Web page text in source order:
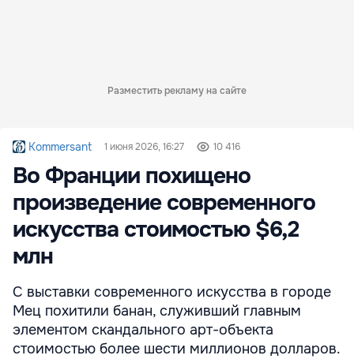
Разместить рекламу на сайте
Kommersant 1 июня 2026, 16:27 10 416
Во Франции похищено
произведение современного
искусства стоимостью $6,2
млн
С выставки современного искусства в городе
Мец похитили банан, служивший главным
элементом скандального арт-объекта
стоимостью более шести миллионов долларов.